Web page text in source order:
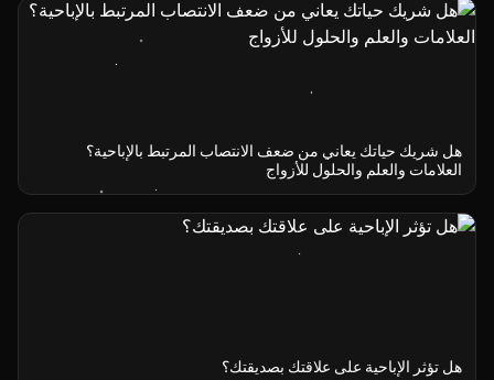
هل شريك حياتك يعاني من ضعف الانتصاب المرتبط بالإباحية؟
العلامات والعلم والحلول للأزواج
هل تؤثر الإباحية على علاقتك بصديقتك؟